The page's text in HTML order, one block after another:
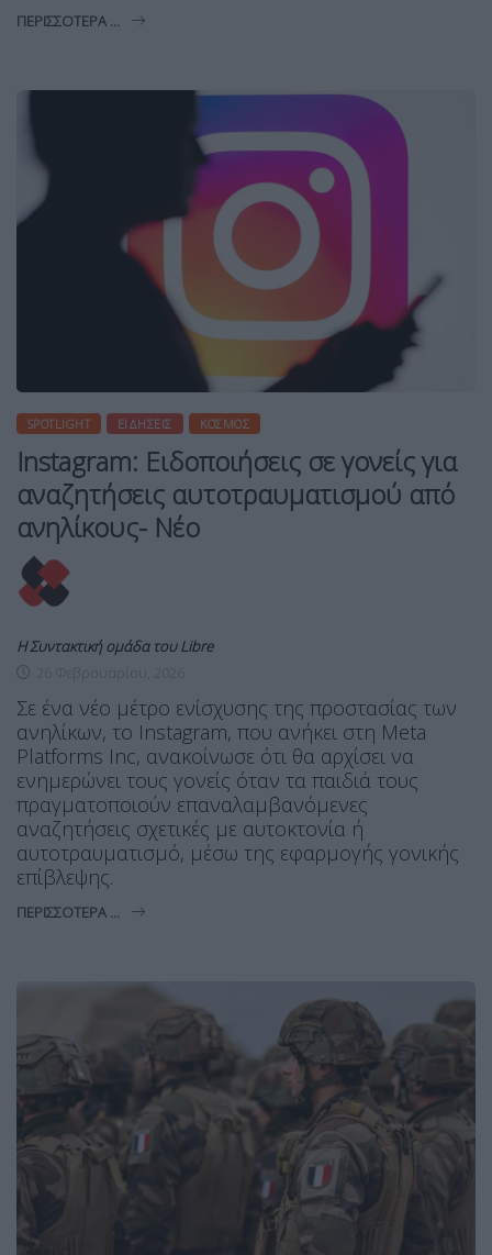
ΠΕΡΙΣΣΌΤΕΡΑ ...
SPOTLIGHT ΕΙΔΉΣΕΙΣ ΚΌΣΜΟΣ
Instagram: Ειδοποιήσεις σε γονείς για
αναζητήσεις αυτοτραυματισμού από
ανηλίκους- Νέο
Η Συντακτική ομάδα του Libre
Σε ένα νέο μέτρο ενίσχυσης της προστασίας των
ανηλίκων, το Instagram, που ανήκει στη Meta
Platforms Inc, ανακοίνωσε ότι θα αρχίσει να
ενημερώνει τους γονείς όταν τα παιδιά τους
πραγματοποιούν επαναλαμβανόμενες
αναζητήσεις σχετικές με αυτοκτονία ή
αυτοτραυματισμό, μέσω της εφαρμογής γονικής
επίβλεψης.
ΠΕΡΙΣΣΌΤΕΡΑ ...